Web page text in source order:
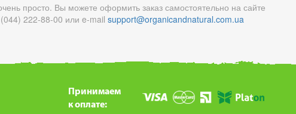
просто. Вы можете оформить заказ самостоятельно на сайте
222-88-00 или e-mail support@organicandnatural.com.ua
Принимаем
к оплате: